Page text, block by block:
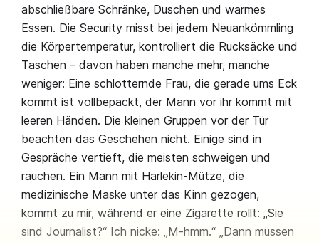
abschließbare Schränke, Duschen und warmes
Essen. Die Security misst bei jedem Neuankömmling
die Körpertemperatur, kontrolliert die Rucksäcke und
Taschen – davon haben manche mehr, manche
weniger: Eine schlotternde Frau, die gerade ums Eck
kommt ist vollbepackt, der Mann vor ihr kommt mit
leeren Händen. Die kleinen Gruppen vor der Tür
beachten das Geschehen nicht. Einige sind in
Gespräche vertieft, die meisten schweigen und
rauchen. Ein Mann mit Harlekin-Mütze, die
medizinische Maske unter das Kinn gezogen,
kommt zu mir, während er eine Zigarette rollt: „Sie
sind Journalist?“ Ich nicke: „M-hmm.“ „Dann müssen